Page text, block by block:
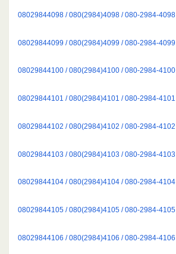
08029844098 / 080(2984)4098 / 080-2984-4098
08029844099 / 080(2984)4099 / 080-2984-4099
08029844100 / 080(2984)4100 / 080-2984-4100
08029844101 / 080(2984)4101 / 080-2984-4101
08029844102 / 080(2984)4102 / 080-2984-4102
08029844103 / 080(2984)4103 / 080-2984-4103
08029844104 / 080(2984)4104 / 080-2984-4104
08029844105 / 080(2984)4105 / 080-2984-4105
08029844106 / 080(2984)4106 / 080-2984-4106